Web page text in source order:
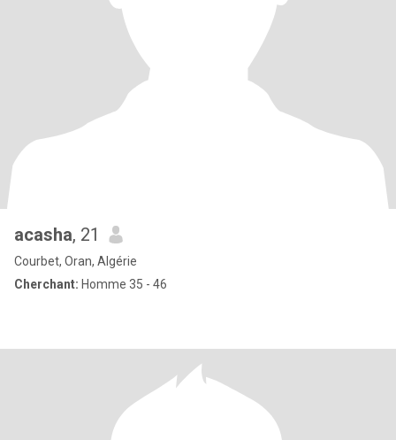
acasha, 21
Courbet, Oran, Algérie
Cherchant: Homme 35 - 46